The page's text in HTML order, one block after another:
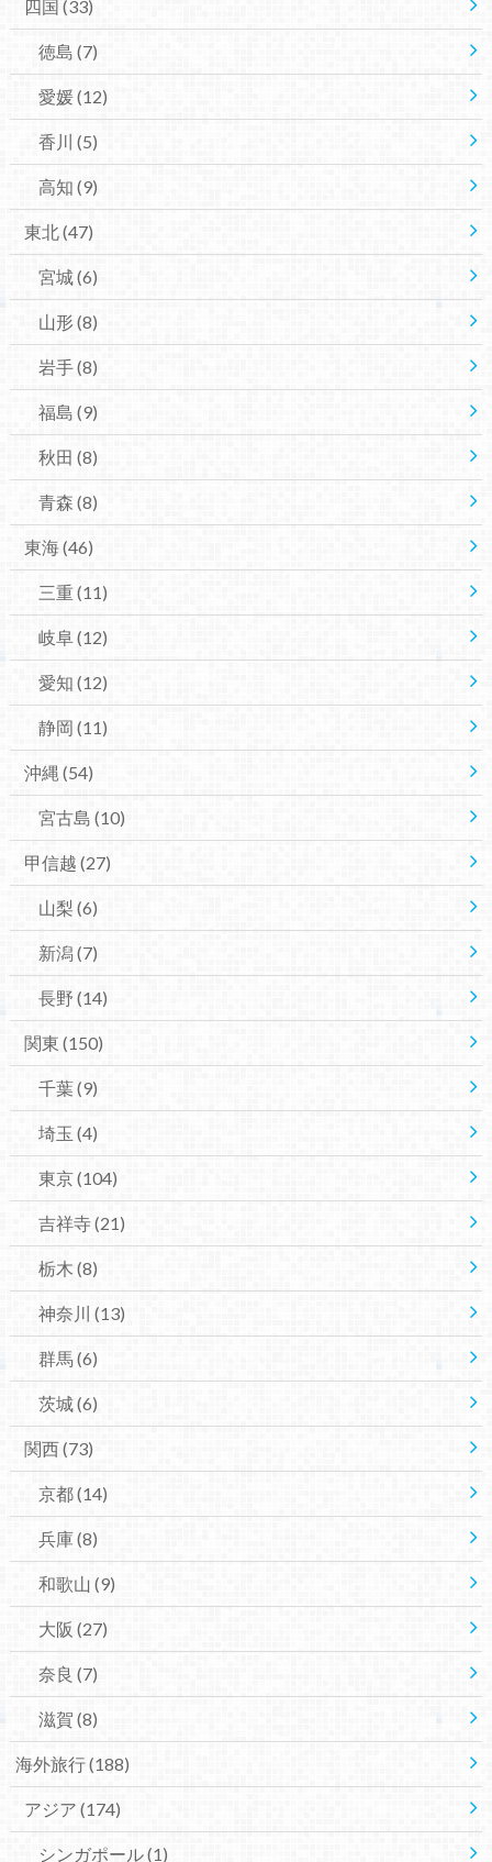
四国 (33)
徳島 (7)
愛媛(12)
香川 (5)
高知 (9)
東北(47)
宮城(6)
山形 (8)
岩手(8)
福島 (9)
秋田 (8)
青森 (8)
東海(46)
三重(11)
岐阜 (12)
愛知 (12)
静岡 (11)
沖縄 (54)
宮古島 (10)
甲信越 (27)
山梨 (6)
新潟(7)
長野 (14)
関東 (150)
千葉(9)
埼玉 (4)
東京(104)
吉祥寺(21)
栃木 (8)
神奈川 (13)
群馬(6)
茨城(6)
関西(73)
京都(14)
兵庫(8)
和歌山 (9)
大阪 (27)
奈良 (7)
滋賀 (8)
海外旅行(188)
アジア (174)
シンガポール(1)